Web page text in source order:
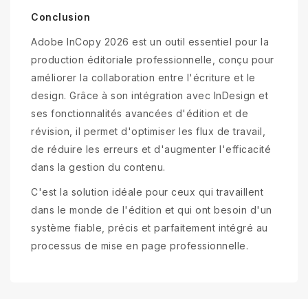
Conclusion
Adobe InCopy 2026 est un outil essentiel pour la
production éditoriale professionnelle, conçu pour
améliorer la collaboration entre l'écriture et le
design. Grâce à son intégration avec InDesign et
ses fonctionnalités avancées d'édition et de
révision, il permet d'optimiser les flux de travail,
de réduire les erreurs et d'augmenter l'efficacité
dans la gestion du contenu.
C'est la solution idéale pour ceux qui travaillent
dans le monde de l'édition et qui ont besoin d'un
système fiable, précis et parfaitement intégré au
processus de mise en page professionnelle.